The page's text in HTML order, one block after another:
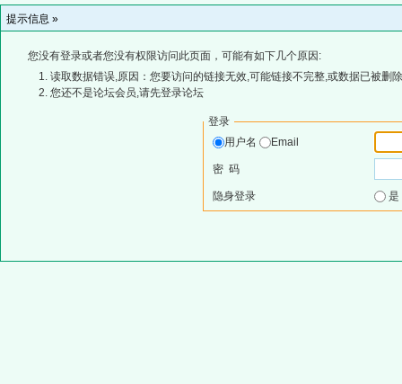
提示信息 »
您没有登录或者您没有权限访问此页面，可能有如下几个原因:
读取数据错误,原因：您要访问的链接无效,可能链接不完整,或数据已被删
您还不是论坛会员,请先登录论坛
登录
用户名
Email
密 码
隐身登录